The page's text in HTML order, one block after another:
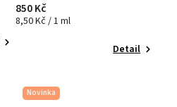
850 Kč
8,50 Kč / 1 ml
Detail
Novinka